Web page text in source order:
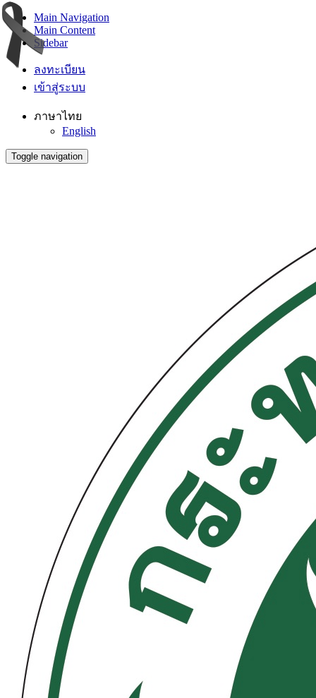
Main Navigation
Main Content
Sidebar
ลงทะเบียน
เข้าสู่ระบบ
ภาษาไทย
English
Toggle navigation